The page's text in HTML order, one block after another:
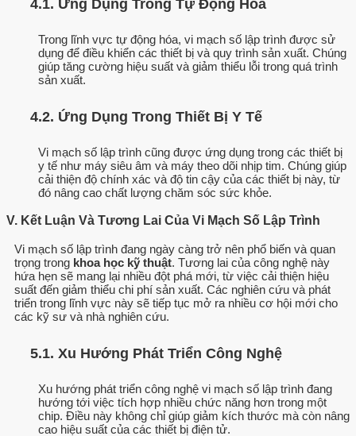
4.1. Ứng Dụng Trong Tự Động Hóa
Trong lĩnh vực tự động hóa, vi mạch số lập trình được sử
dụng để điều khiển các thiết bị và quy trình sản xuất. Chúng
giúp tăng cường hiệu suất và giảm thiểu lỗi trong quá trình
sản xuất.
4.2. Ứng Dụng Trong Thiết Bị Y Tế
Vi mạch số lập trình cũng được ứng dụng trong các thiết bị
y tế như máy siêu âm và máy theo dõi nhịp tim. Chúng giúp
cải thiện độ chính xác và độ tin cậy của các thiết bị này, từ
đó nâng cao chất lượng chăm sóc sức khỏe.
V. Kết Luận Và Tương Lai Của Vi Mạch Số Lập Trình
Vi mạch số lập trình đang ngày càng trở nên phổ biến và quan
trọng trong khoa học kỹ thuật. Tương lai của công nghệ này
hứa hẹn sẽ mang lại nhiều đột phá mới, từ việc cải thiện hiệu
suất đến giảm thiểu chi phí sản xuất. Các nghiên cứu và phát
triển trong lĩnh vực này sẽ tiếp tục mở ra nhiều cơ hội mới cho
các kỹ sư và nhà nghiên cứu.
5.1. Xu Hướng Phát Triển Công Nghệ
Xu hướng phát triển công nghệ vi mạch số lập trình đang
hướng tới việc tích hợp nhiều chức năng hơn trong một
chip. Điều này không chỉ giúp giảm kích thước mà còn nâng
cao hiệu suất của các thiết bị điện tử.